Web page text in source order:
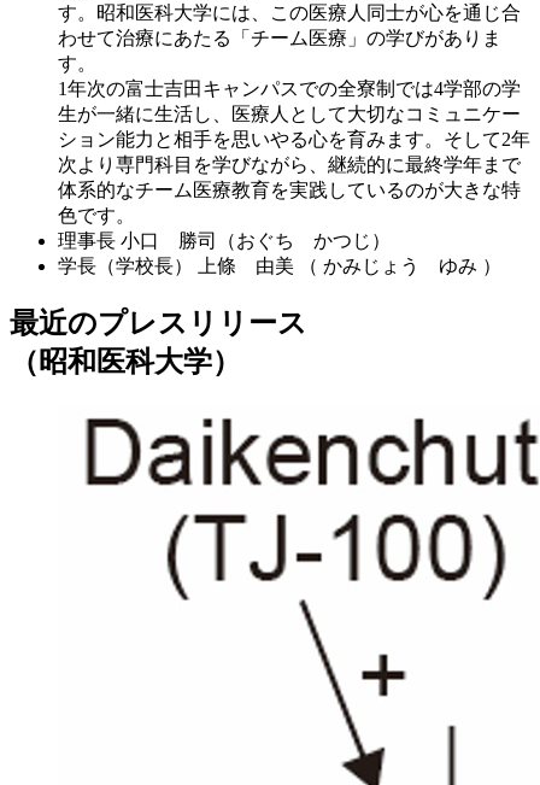
す。昭和医科大学には、この医療人同士が心を通じ合
わせて治療にあたる「チーム医療」の学びがありま
す。
1年次の富士吉田キャンパスでの全寮制では4学部の学
生が一緒に生活し、医療人として大切なコミュニケー
ション能力と相手を思いやる心を育みます。そして2年
次より専門科目を学びながら、継続的に最終学年まで
体系的なチーム医療教育を実践しているのが大きな特
色です。
理事長 小口 勝司（おぐち かつじ）
学長（学校長）
上條 由美 （ かみじょう ゆみ ）
最近のプレスリリース
（昭和医科大学）